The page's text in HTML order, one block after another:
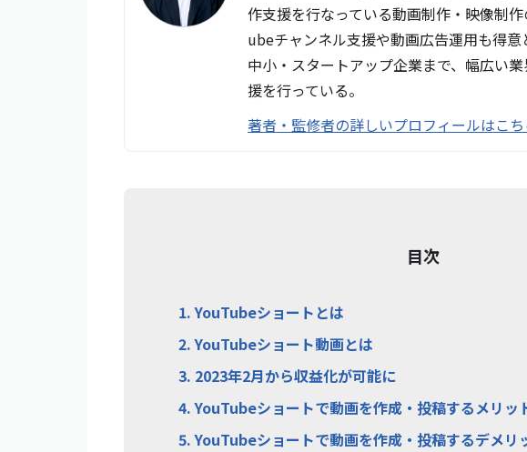
作支援を行なっている動画制作・映像制
ubeチャンネル支援や動画広告運用も得
中小・スタートアップ企業まで、幅広い
援を行っている。
著者・監修者の詳しいプロフィールはこち
目次
1.YouTubeショートとは
2.YouTubeショート動画とは
3. 2023年2月から収益化が可能に
4.YouTubeショートで動画を作成・投稿するメリッ
5.YouTubeショートで動画を作成・投稿するデメリ